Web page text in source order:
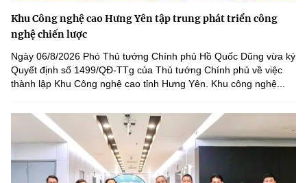
Khu Công nghệ cao Hưng Yên tập trung phát triển công
nghệ chiến lược
Ngày 06/8/2026 Phó Thủ tướng Chính phủ Hồ Quốc Dũng vừa ký
Quyết định số 1499/QĐ-TTg của Thủ tướng Chính phủ về việc
thành lập Khu Công nghệ cao tỉnh Hưng Yên. Khu công nghệ...